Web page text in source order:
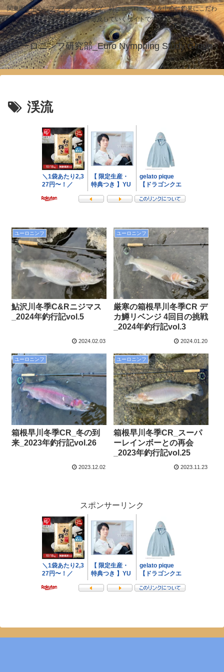
関東圏を中心にフライフィッシング、特にユーロニンフを中心に釣果にこだわ
った釣りを追及していくサイトです！
ユーロニンフ研究部_Euro Nymphing Study Group
渓流
ユーロニンフ
鮎沢川冬季C&Rニジマス
_2024年釣行記vol.5
2024.02.03
ユーロニンフ
厳寒の箱根早川冬季CR デ
カ鱒リベンジ 4回目の挑戦
_2024年釣行記vol.3
2024.01.20
ユーロニンフ
箱根早川冬季CR_冬の到
来_2023年釣行記vol.26
2023.12.02
ユーロニンフ
箱根早川冬季CR_スーパ
ーレインボーとの再会
_2023年釣行記vol.25
2023.11.23
スポンサーリンク